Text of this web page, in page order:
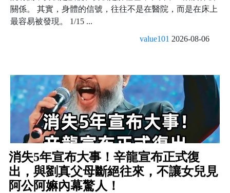
關係。 其實，身體的信號，往往不是在醫院，而是在床上
最容易被發現。 1/15 ...
value101 2026-08-06
消失5年宣布大事！辛龍宣布正式復
出，與劉真父母斷絕往來，不讓女兒見
阿公阿嫲內幕驚人！